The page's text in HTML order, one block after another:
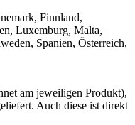
Finnland,
Luxemburg, Malta,
Spanien, Österreich,
am jeweiligen Produkt),
Auch diese ist direkt